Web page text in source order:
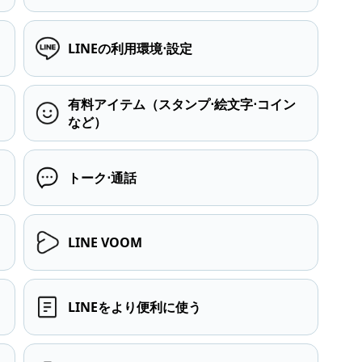
LINEの利用環境⋅設定
有料アイテム（スタンプ⋅絵文字⋅コイン
など）
トーク⋅通話
LINE VOOM
LINEをより便利に使う